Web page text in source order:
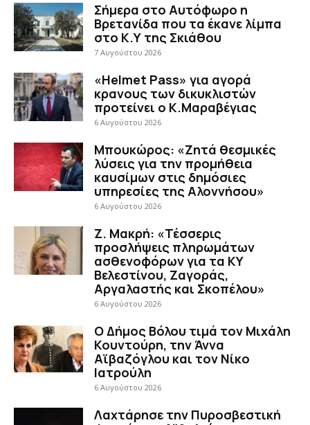
Σήμερα στο Αυτόφωρο η
Βρετανίδα που τα έκανε λίμπα
στο Κ.Υ της Σκιάθου
7 Αυγούστου 2026
«Helmet Pass» για αγορά
κρανους των δικυκλιστών
προτείνει ο Κ.Μαραβέγιας
6 Αυγούστου 2026
Μπουκώρος: «Ζητά θεσμικές
λύσεις για την προμήθεια
καυσίμων στις δημόσιες
υπηρεσίες της Αλοννήσου»
6 Αυγούστου 2026
Ζ. Μακρή: «Τέσσερις
προσλήψεις πληρωμάτων
ασθενοφόρων για τα ΚΥ
Βελεστίνου, Ζαγοράς,
Αργαλαστής και Σκοπέλου»
6 Αυγούστου 2026
Ο Δήμος Βόλου τιμά τον Μιχάλη
Κουντούρη, την Άννα
Αϊβαζόγλου και τον Νίκο
Ιατρούλη
6 Αυγούστου 2026
Λαχτάρησε την Πυροσβεστική